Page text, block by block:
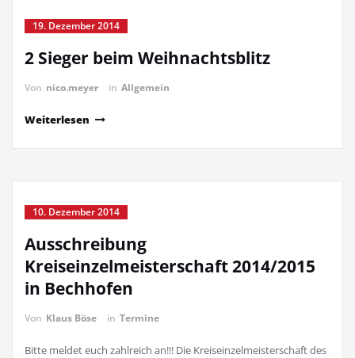
19. Dezember 2014
2 Sieger beim Weihnachtsblitz
Von nico.meyer in Allgemein
Weiterlesen
10. Dezember 2014
Ausschreibung
Kreiseinzelmeisterschaft 2014/2015
in Bechhofen
Von Klaus Böse in Termine
Bitte meldet euch zahlreich an!!! Die Kreiseinzelmeisterschaft des